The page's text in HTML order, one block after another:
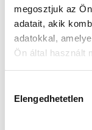
megosztjuk az
adatait, akik
adatokkal,
Ön által használt
kiválasztása
Elengedhetetlen
loading